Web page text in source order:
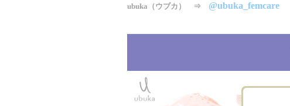
ubuka（ウブカ） ⇒ @ubuka_femcare